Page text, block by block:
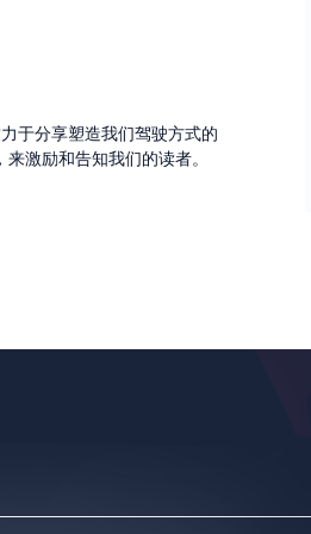
于分享塑造我们驾驶方式的
激励和告知我们的读者。